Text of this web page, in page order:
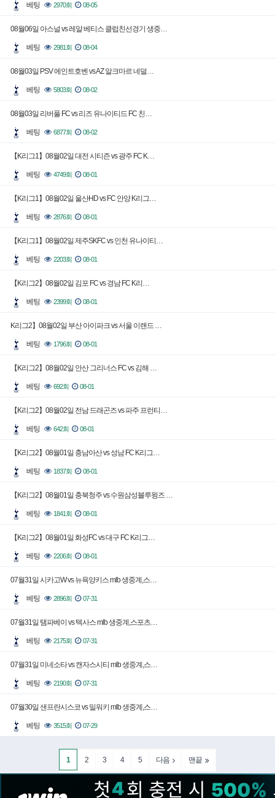
베팅 2970회 08-05
08월06일 아스널 vs 레알 베티스 클럽친선경기 생중…
베팅 2981회 08-04
08월03일 PSV 에인트호벤 vs AZ 알크마르 네덜…
베팅 5803회 08-02
08월03일 리버풀 FC vs 리즈 유나이티드 FC 친…
베팅 6877회 08-02
【K리그1】08월02일 대전 시티즌 vs 광주 FC K…
베팅 4749회 08-01
【K리그1】08월02일 울산HD vs FC 안양 K리그…
베팅 2876회 08-01
【K리그1】08월02일 제주SKFC vs 인천 유나이티…
베팅 2203회 08-01
【K리그2】08월02일 김포 FC vs 경남 FC K리…
베팅 2399회 08-01
K리그2】08월02일 부산 아이파크 vs 서울 이랜드 …
베팅 1796회 08-01
【K리그2】08월02일 안산 그리너스 FC vs 김해 …
베팅 692회 08-01
【K리그2】08월02일 전남 드래곤즈 vs 파주 프런티…
베팅 642회 08-01
【K리그2】08월01일 충남아산 vs 성남 FC K리그…
베팅 1837회 08-01
【K리그2】08월01일 충북청주 vs 수원삼성블루윙즈 …
베팅 1841회 08-01
【K리그2】08월01일 화성FC vs 대구 FC K리그…
베팅 2206회 08-01
07월31일 시카고W vs 뉴욕양키스 mlb 생중계,스…
베팅 2896회 07-31
07월31일 탬파베이 vs 텍사스 mlb 생중계,스포츠…
베팅 2175회 07-31
07월31일 미네소타 vs 캔자스시티 mlb 생중계,스…
베팅 2190회 07-31
07월30일 샌프란시스코 vs 밀워키 mlb 생중계,스…
베팅 3515회 07-29
1 2 3 4 5 다음 맨끝